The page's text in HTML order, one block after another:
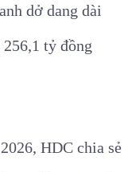
dở dang dài
tỷ đồng
HDC chia sẻ